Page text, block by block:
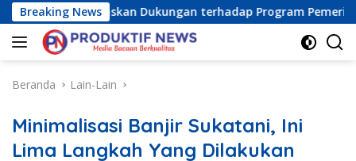
Langsung
ke
konten
Breaking News
Tegaskan Dukungan terhadap Program Pemerintah
Beranda Lain-Lain
Minimalisasi Banjir Sukatani, Ini
Lima Langkah Yang Dilakukan